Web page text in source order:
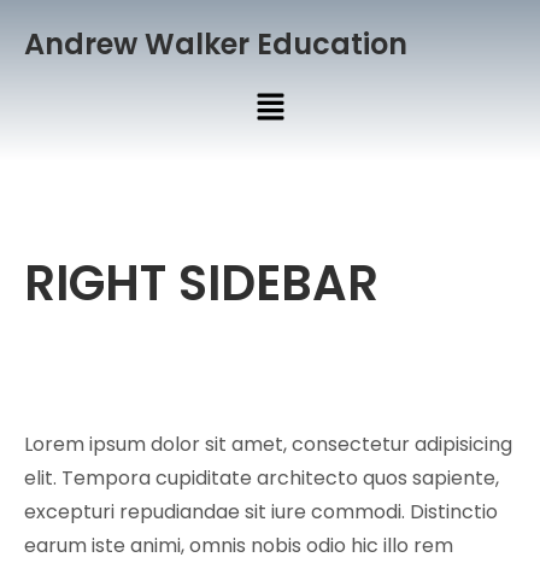
Andrew Walker Education
RIGHT SIDEBAR
Lorem ipsum dolor sit amet, consectetur adipisicing
elit. Tempora cupiditate architecto quos sapiente,
excepturi repudiandae sit iure commodi. Distinctio
earum iste animi, omnis nobis odio hic illo rem